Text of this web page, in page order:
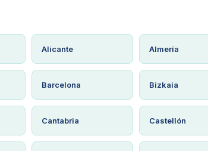
Alicante Almería
Barcelona Bizkaia
Cantabria Castellón